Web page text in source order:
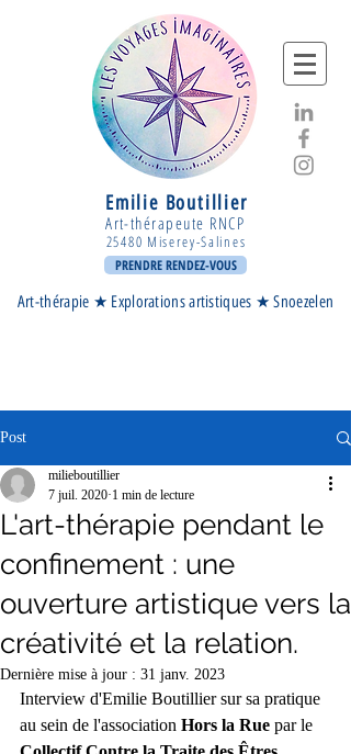
Emilie Boutillier
Art-thérapeute RNCP
25480 Miserey-Salines
PRENDRE RENDEZ-VOUS
Art-thérapie ★ Explorations artistiques ★ Snoezelen
Post
L'art-thérapie pendant le
confinement : une
ouverture artistique vers la
créativité et la relation.
milieboutillier
7 juil. 2020 1 min de lecture
Dernière mise à jour : 31 janv. 2023
Interview d'Emilie Boutillier sur sa pratique
au sein de l'association Hors la Rue par le